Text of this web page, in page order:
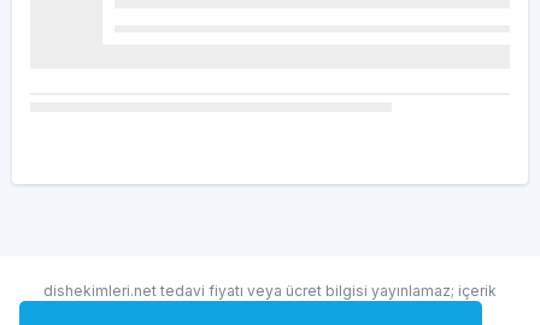
dishekimleri.net tedavi fiyatı veya ücret bilgisi yayınlamaz; içerik